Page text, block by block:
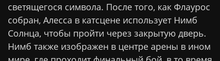
светящегося символа. После того, как Флаурос
собран, Алесса в катсцене использует Нимб
Солнца, чтобы пройти через закрытую дверь.
Нимб также изображен в центре арены в ином